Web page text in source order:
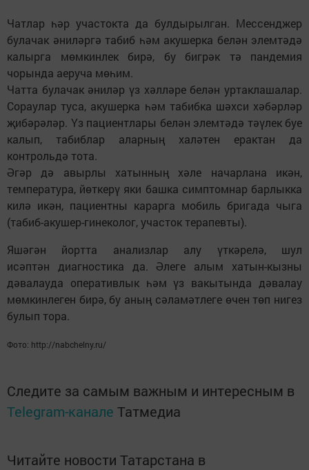
Чатлар һәр участокта да булдырылган. Мессенджер
булачак әниләргә табиб һәм акушерка белән элемтәдә
калырга мөмкинлек бирә, бу бигрәк тә пандемия
чорында аеруча мөһим.
Чатта булачак әниләр үз хәлләре белән уртаклашалар.
Сораулар туса, акушерка һәм табибка шәхси хәбәрләр
җибәрәләр. Үз пациентлары белән элемтәдә тәүлек буе
калып, табиблар аларның халәтен ерактан да
контрольдә тота.
Әгәр дә авырлы хатынның хәле начарлана икән,
температура, йөткерү яки башка симптомнар барлыкка
килә икән, пациентны карарга мобиль бригада чыга
(табиб-акушер-гинеколог, участок терапевты).
Яшәгән йортта анализлар алу үткәрелә, шул
исәптән диагностика да. Әлеге алым хатын-кызны
дәвалауда оперативлык һәм үз вакытында дәвалау
мөмкинлеген бирә, бу аның сәламәтлеге өчен төп нигез
булып тора.
Фото: http://nabchelny.ru/
Следите за самым важным и интересным в
Telegram-канале Татмедиа
Читайте новости Татарстана в